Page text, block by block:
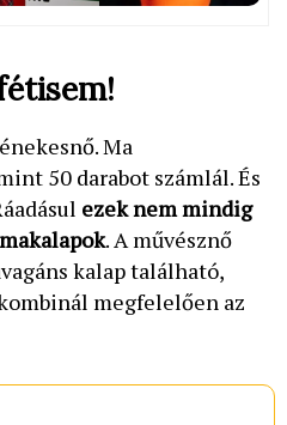
Ma
50 darabot számlál. És
ezek nem mindig
. A művésznő
kalap található,
megfelelően az